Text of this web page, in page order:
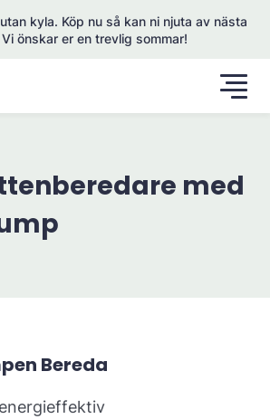
kyla. Köp nu så kan ni njuta av nästa
önskar er en trevlig sommar!
med
Bereda